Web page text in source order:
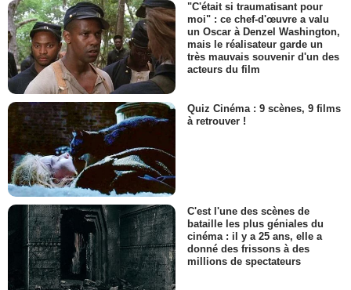
"C'était si traumatisant pour
moi" : ce chef-d'œuvre a valu
un Oscar à Denzel Washington,
mais le réalisateur garde un
très mauvais souvenir d'un des
acteurs du film
Quiz Cinéma : 9 scènes, 9 films
à retrouver !
C'est l'une des scènes de
bataille les plus géniales du
cinéma : il y a 25 ans, elle a
donné des frissons à des
millions de spectateurs